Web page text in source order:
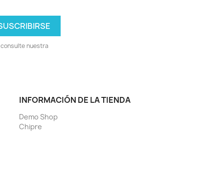
nuestra
INFORMACIÓN DE LA TIENDA
Demo Shop
Chipre